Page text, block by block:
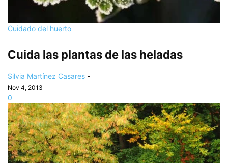
Cuidado del huerto
Cuida las plantas de las heladas
Silvia Martínez Casares -
Nov 4, 2013
0